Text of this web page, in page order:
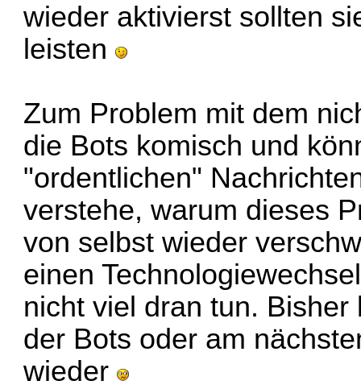
wieder aktivierst sollten
leisten
Zum Problem mit dem
die Bots komisch und
"ordentlichen"
verstehe, warum dieses
von selbst wieder
einen
nicht viel dran tun.
der Bots oder am
wieder